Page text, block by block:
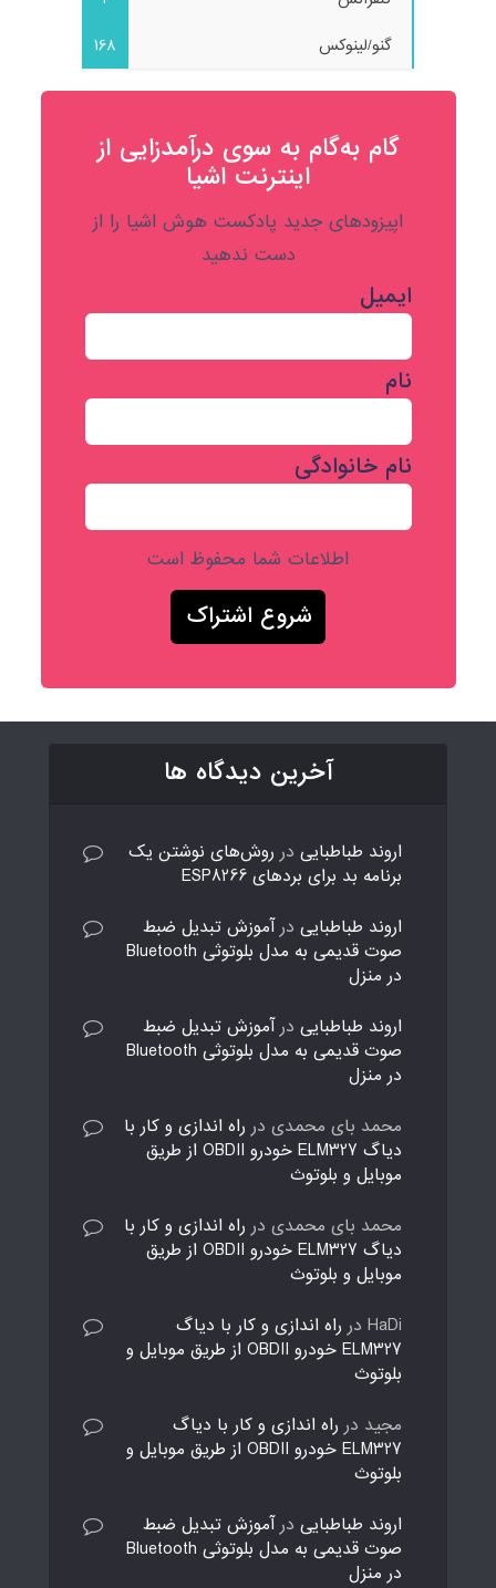
گنو/لینوکس
168
گام به‌گام به‌ سوی درآمدزایی از
اینترنت اشیا
اپیزودهای جدید پادکست هوش اشیا را از
دست ندهید
ایمیل
نام
نام خانوادگی
اطلاعات شما محفوظ است
آخرین دیدگاه ها
اروند طباطبایی در روش‌های نوشتن یک
برنامه بد برای بردهای ESP8266
اروند طباطبایی درآموزش تبدیل ضبط
صوت قدیمی به مدل بلوتوثی Bluetooth
در منزل
اروند طباطبایی درآموزش تبدیل ضبط
صوت قدیمی به مدل بلوتوثی Bluetooth
در منزل
محمد بای محمدی در راه اندازی و کار با
دیاگ ELM327 خودرو OBDII از طریق
موبایل و بلوتوث
محمد بای محمدی در راه اندازی و کار با
دیاگ ELM327 خودرو OBDII از طریق
موبایل و بلوتوث
HaDi در راه اندازی و کار با دیاگ
ELM327 خودرو OBDII از طریق موبایل و
بلوتوث
مجید در راه اندازی و کار با دیاگ
ELM327 خودرو OBDII از طریق موبایل و
بلوتوث
اروند طباطبایی درآموزش تبدیل ضبط
صوت قدیمی به مدل بلوتوثی Bluetooth
در منزل